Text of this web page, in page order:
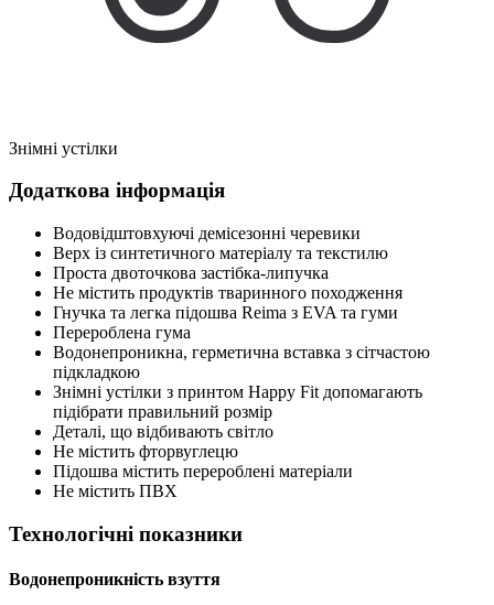
Знімні устілки
Додаткова інформація
Водовідштовхуючі демісезонні черевики
Верх із синтетичного матеріалу та текстилю
Проста двоточкова застібка-липучка
Не містить продуктів тваринного походження
Гнучка та легка підошва Reima з EVA та гуми
Перероблена гума
Водонепроникна, герметична вставка з сітчастою
підкладкою
Знімні устілки з принтом Happy Fit допомагають
підібрати правильний розмір
Деталі, що відбивають світло
Не містить фторвуглецю
Підошва містить перероблені матеріали
Не містить ПВХ
Технологічні показники
Водонепроникність взуття